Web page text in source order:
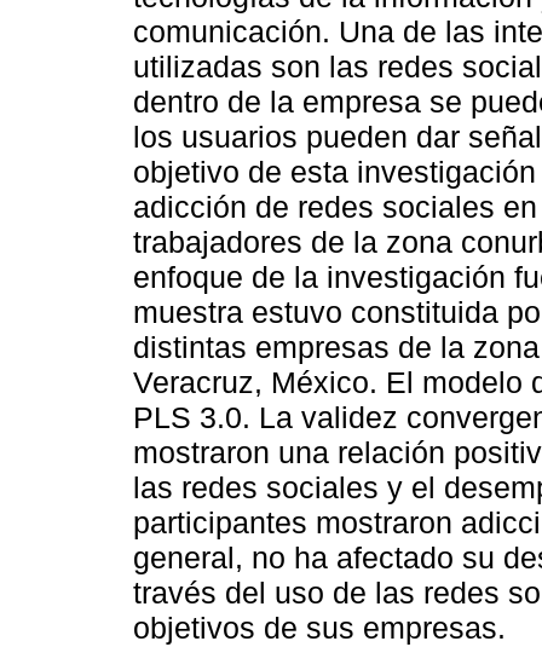
comunicación. Una de las
utilizadas son las redes
dentro de la empresa se
los usuarios pueden dar
objetivo de esta
adicción de redes sociales
trabajadores de la zona
enfoque de la investigación
muestra estuvo constituida
distintas empresas de la
Veracruz, México. El modelo
PLS 3.0. La validez
mostraron una relación
las redes sociales y el
participantes mostraron
general, no ha afectado su
través del uso de las redes
objetivos de sus empresas.